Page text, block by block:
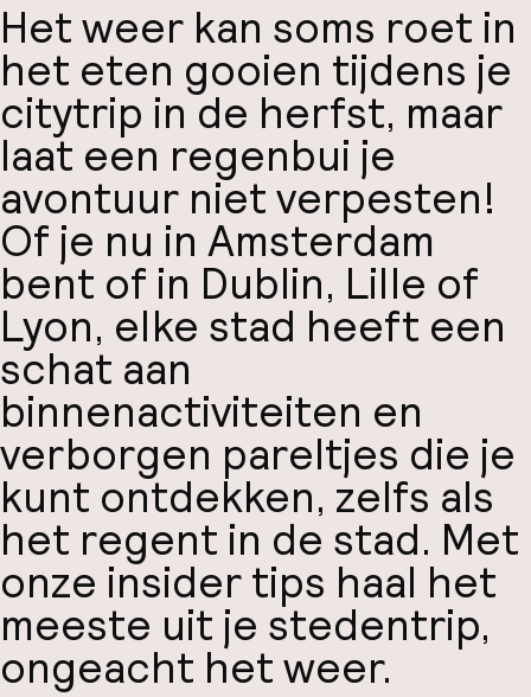
Het weer kan soms roet in
het eten gooien tijdens je
citytrip in de herfst, maar
laat een regenbui je
avontuur niet verpesten!
Of je nu in Amsterdam
bent of in Dublin, Lille of
Lyon, elke stad heeft een
schat aan
binnenactiviteiten en
verborgen pareltjes die je
kunt ontdekken, zelfs als
het regent in de stad. Met
onze insider tips haal het
meeste uit je stedentrip,
ongeacht het weer.